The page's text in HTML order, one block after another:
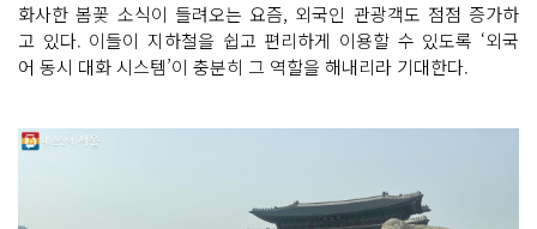
화사한 봄꽃 소식이 들려오는 요즘, 외국인 관광객도 점점 증가하
고 있다. 이들이 지하철을 쉽고 편리하게 이용할 수 있도록 ‘외국
어 동시 대화 시스템’이 충분히 그 역할을 해내리라 기대한다.